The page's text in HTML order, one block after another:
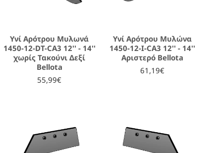
Υνί Αρότρου Μυλωνά
1450-12-DT-CA3 12'' - 14''
χωρίς Τακούνι Δεξί
Bellota
55,99€
Υνί Αρότρου Μυλώνα
1450-12-I-CA3 12'' - 14''
Αριστερό Bellota
61,19€